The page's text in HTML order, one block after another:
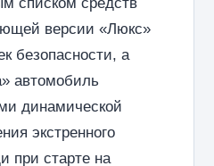
версии «Люкс»
безопасности, а
автомобиль
динамической
экстренного
при старте на